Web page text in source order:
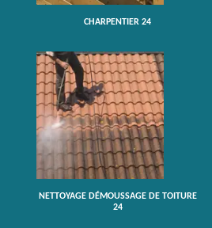
CHARPENTIER 24
NETTOYAGE DÉMOUSSAGE DE TOITURE
24